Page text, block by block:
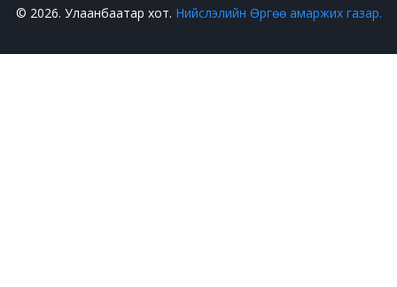
© 2026. Улаанбаатар хот. Нийслэлийн Өргөө амаржих газар.